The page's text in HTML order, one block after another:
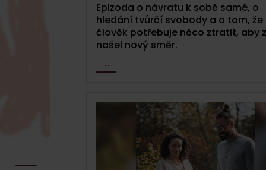
Epizoda o návratu k sobě samé, o
hledání tvůrčí svobody a o tom, že
člověk potřebuje něco ztratit, aby
našel nový směr.
...